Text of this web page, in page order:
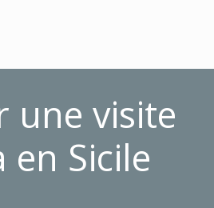
une visite
en Sicile